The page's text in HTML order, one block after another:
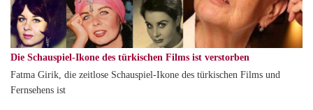
Die Schauspiel-Ikone des türkischen Films ist verstorben
Fatma Girik, die zeitlose Schauspiel-Ikone des türkischen Films und
Fernsehens ist